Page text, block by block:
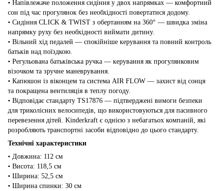
• Напівлежаче положення сидіння у двох напрямках — комфортний
сон під час прогулянок без необхідності повертатися додому.
• Сидіння CLICK & TWIST з обертанням на 360° — швидка зміна
напрямку руху без необхідності виймати дитину.
• Вільний хід педалей — спокійніше керування та повний контроль
батьків над поїздкою.
• Регульована батьківська ручка — керування як прогулянковим
візочком та зручне маневрування.
• Капюшон із віконцем та система AIR FLOW — захист від сонця
та покращена вентиляція в теплу погоду.
• Відповідає стандарту TS17876 — підтверджені вимоги безпеки
для триколісних велосипедів, що використовуються для пасивного
перевезення дітей. Kinderkraft є однією з небагатьох компаній, які
розробляють транспортні засоби відповідно до цього стандарту.
Технічні характеристики
• Довжина: 112 см
• Висота: 118,5 см
• Ширина: 52,5 см
• Ширина спинки: 30 см